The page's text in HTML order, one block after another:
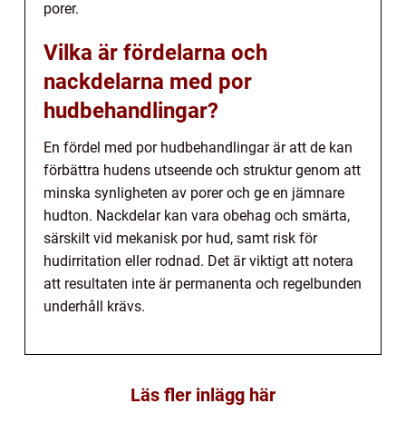
porer.
Vilka är fördelarna och
nackdelarna med por
hudbehandlingar?
En fördel med por hudbehandlingar är att de kan
förbättra hudens utseende och struktur genom att
minska synligheten av porer och ge en jämnare
hudton. Nackdelar kan vara obehag och smärta,
särskilt vid mekanisk por hud, samt risk för
hudirritation eller rodnad. Det är viktigt att notera
att resultaten inte är permanenta och regelbunden
underhåll krävs.
Läs fler inlägg här